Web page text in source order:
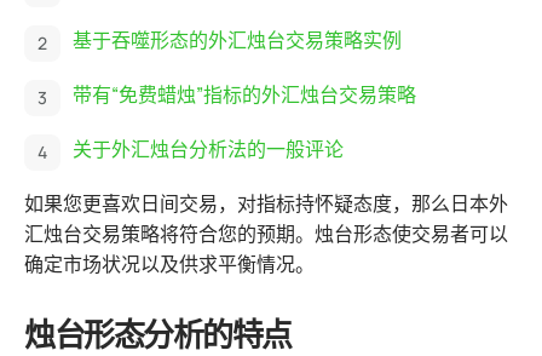
基于吞噬形态的外汇烛台交易策略实例
带有“免费蜡烛”指标的外汇烛台交易策略
关于外汇烛台分析法的一般评论
如果您更喜欢日间交易，对指标持怀疑态度，那么日本外
汇烛台交易策略将符合您的预期。烛台形态使交易者可以
确定市场状况以及供求平衡情况。
烛台形态分析的特点